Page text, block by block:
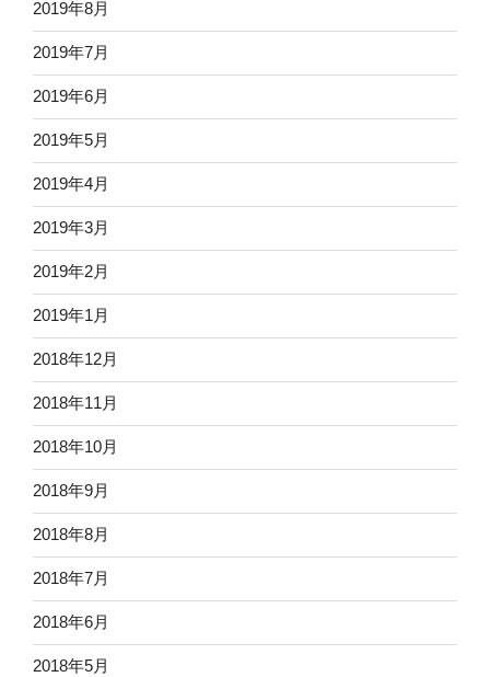
2019年8月
2019年7月
2019年6月
2019年5月
2019年4月
2019年3月
2019年2月
2019年1月
2018年12月
2018年11月
2018年10月
2018年9月
2018年8月
2018年7月
2018年6月
2018年5月